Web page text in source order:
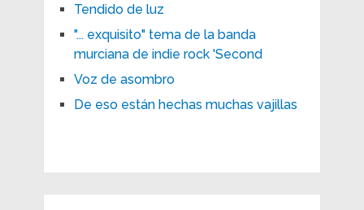
Tendido de luz
"... exquisito" tema de la banda
murciana de indie rock 'Second
Voz de asombro
De eso están hechas muchas vajillas